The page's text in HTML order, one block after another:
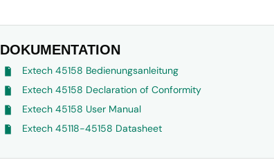
DOKUMENTATION
Extech 45158 Bedienungsanleitung
Extech 45158 Declaration of Conformity
Extech 45158 User Manual
Extech 45118-45158 Datasheet